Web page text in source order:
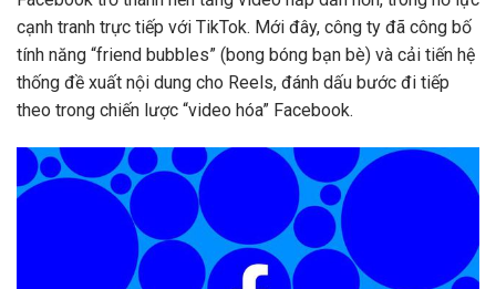
cạnh tranh trực tiếp với TikTok. Mới đây, công ty đã công bố
tính năng “friend bubbles” (bong bóng bạn bè) và cải tiến hệ
thống đề xuất nội dung cho Reels, đánh dấu bước đi tiếp
theo trong chiến lược “video hóa” Facebook.